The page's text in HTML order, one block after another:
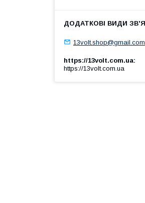
13volt.shop@gmail.com
https://13volt.com.ua
https://13volt.com.ua